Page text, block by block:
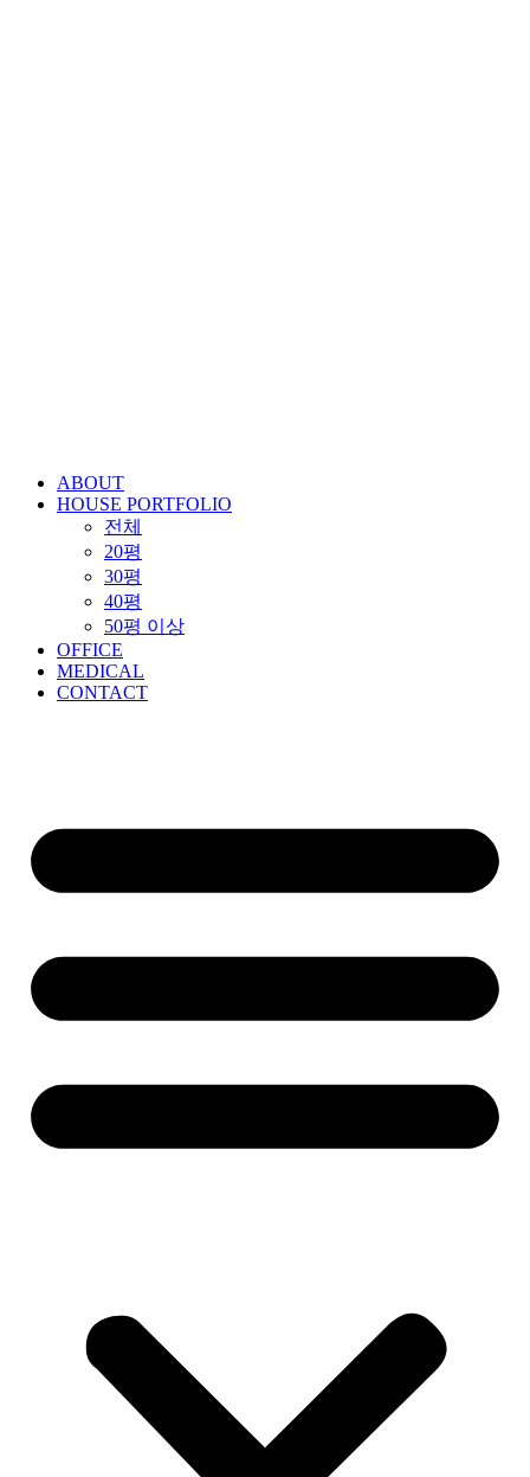
ABOUT
HOUSE PORTFOLIO
전체
20평
30평
40평
50평 이상
OFFICE
MEDICAL
CONTACT